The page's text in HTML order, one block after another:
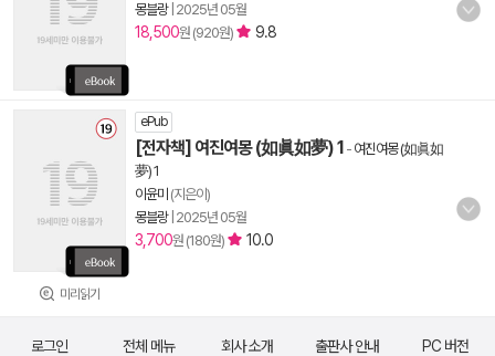
몽블랑| 2025년 05월
18,500원 (920원) 9.8
미리읽기
ePub
[전자책] 여진여몽 (如眞如夢) 1 - 여진여몽 (如眞如
夢) 1
이윤미 (지은이)
몽블랑| 2025년 05월
3,700원 (180원) 10.0
로그인 전체 메뉴 회사 소개 출판사 안내 PC 버전